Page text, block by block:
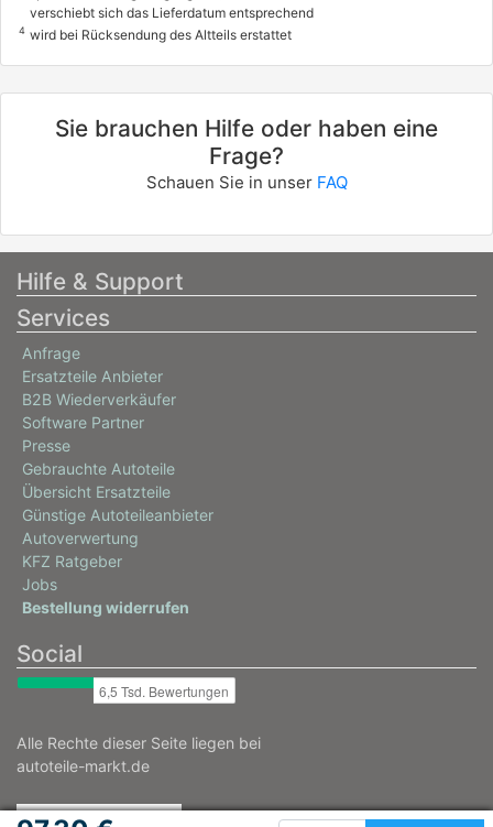
verschiebt sich das Lieferdatum entsprechend
4 wird bei Rücksendung des Altteils erstattet
Sie brauchen Hilfe oder haben eine
Frage?
Schauen Sie in unser FAQ
Hilfe & Support
Services
Anfrage
Ersatzteile Anbieter
B2B Wiederverkäufer
Software Partner
Presse
Gebrauchte Autoteile
Übersicht Ersatzteile
Günstige Autoteileanbieter
Autoverwertung
KFZ Ratgeber
Jobs
Bestellung widerrufen
Social
Alle Rechte dieser Seite liegen bei
autoteile-markt.de